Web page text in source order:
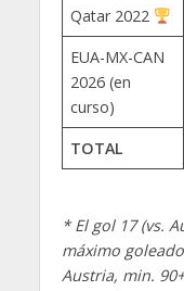
Qatar 2022
EUA-MX-CAN
2026 (en
curso)
TOTAL
* El gol 17 (vs.
máximo
Austria, min.